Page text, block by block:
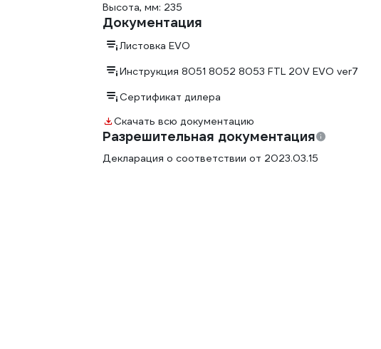
Высота, мм: 235
Документация
Листовка EVO
Инструкция 8051 8052 8053 FTL 20V EVO ver7
Сертификат дилера
Скачать всю документацию
Разрешительная документация
Декларация о соответствии от 2023.03.15